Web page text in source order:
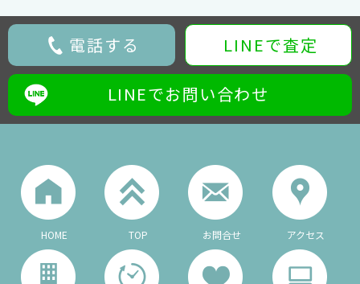
電話する LINEで査定
LINEでお問い合わせ
HOME TOP お問合せ アクセス